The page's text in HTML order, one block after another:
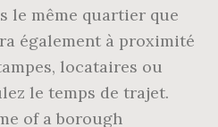
le même quartier que
également à proximité
locataires ou
le temps de trajet.
of a borough